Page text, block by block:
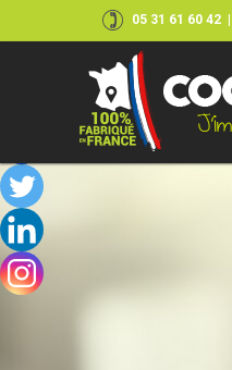
05 31 61 60 42
Skip
to
content